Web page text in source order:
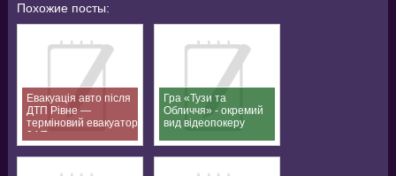
Похожие посты:
Евакуація авто після
ДТП Рівне —
терміновий евакуатор
24/7
Гра «Тузи та
Обличчя» - окремий
вид відеопокеру